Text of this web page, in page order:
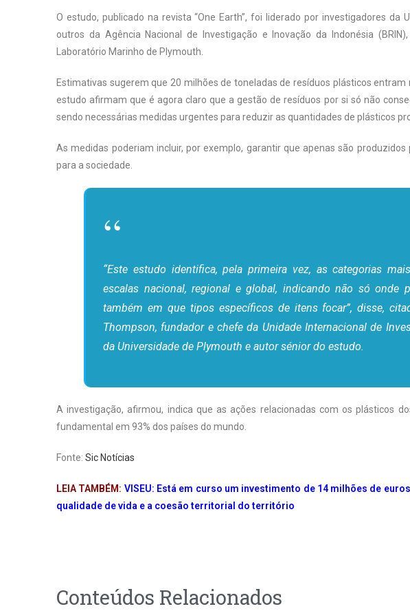
O estudo, publicado na revista “One Earth”, foi liderado por investigadores da
outros da Agência Nacional de Investigação e Inovação da Indonésia
Laboratório Marinho de Plymouth.
Estimativas sugerem que 20 milhões de toneladas de resíduos plásticos
estudo afirmam que é agora claro que a gestão de resíduos por si só não
sendo necessárias medidas urgentes para reduzir as quantidades de plásticos
As medidas poderiam incluir, por exemplo, garantir que apenas são
para a sociedade.
“Este estudo identifica, pela primeira vez, as categorias
escalas nacional, regional e global, indicando não só onde
também em que tipos específicos de itens focar”, disse,
Thompson, fundador e chefe da Unidade Internacional de
da Universidade de Plymouth e autor sénior do estudo.
A investigação, afirmou, indica que as ações relacionadas com os plásticos
fundamental em 93% dos países do mundo.
Fonte: Sic Notícias
LEIA TAMBÉM: VISEU: Está em curso um investimento de 14 milhões de
qualidade de vida e a coesão territorial do território
Conteúdos Relacionados